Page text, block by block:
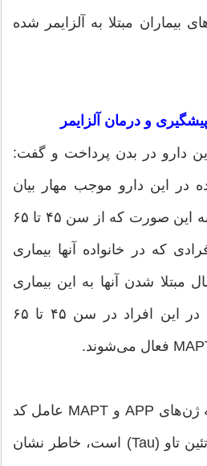
بیماران مبتلا به آلزایمر شده
و درمان آلزایمر
دارو در بدن پرداخت و گفت:
در این دارو موجب مهار بیان
یکسری ژن‌ها می‌شود، به این صورت که از سن ۴۵ تا ۶۵
که در خانواده آنها بیماری
مبتلا شدن آنها به این بیماری
بیشتر می‌شود؛ چرا که در این افراد در سن ۴۵ تا ۶۵
مجری طرح با بیان اینکه ژن‌های APP و MAPT عامل کد
کننده بتاآمیلوئیدها و پروتئین تاو (Tau) است، خاطر نشان